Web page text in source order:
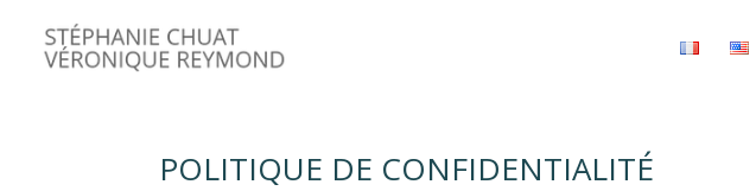
POLITIQUE DE CONFIDENTIALITÉ